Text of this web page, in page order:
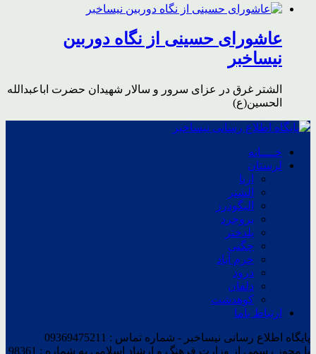
عاشورای حسینی از نگاه دوربین
نیساخبر
الشتر غرق در عزای سرور و سالار شهیدان حضرت اباعبدالله
الحسین(ع)
خــــانه
لرستان
ازنا
الشتر
الیگودرز
بروجرد
پلدختر
چگنی
خرم آباد
درود
دلفان
کوهدشت
ارتباط باما
پایگاه اطلاع رسانی نیساخبر - شماره تماس : 09369475211
با مجوز رسمی از وزارت فرهنگ و ارشاد اسلامی به شماره : 98361